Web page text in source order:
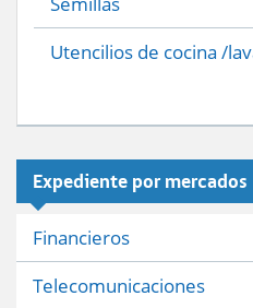
Utencilios de cocina /
Expediente por mercados
Financieros
Telecomunicaciones